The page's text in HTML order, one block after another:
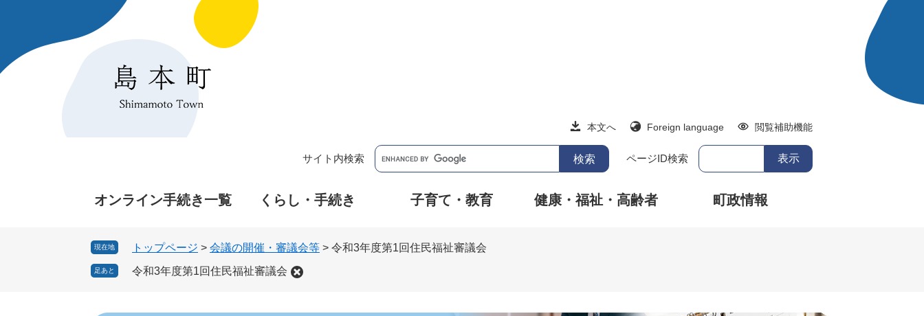
先
を
本文へ Foreign language 閲覧補助機能
サイト内検索 ページID検索
オンライン手続き一覧 くらし・手続き 子育て・教育 健康・福祉・高齢者 町政情報
現在地 トップページ > 会議の開催・審議会等 > 令和3年度第1回住民福祉審議会
足あと 令和3年度第1回住民福祉審議会